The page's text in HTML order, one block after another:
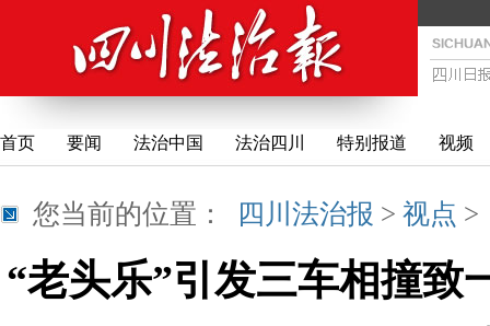
首页 要闻 法治中国 法治四川 特别报道 视频
您当前的位置： 四川法治报 > 视点
“老头乐”引发三车相撞致